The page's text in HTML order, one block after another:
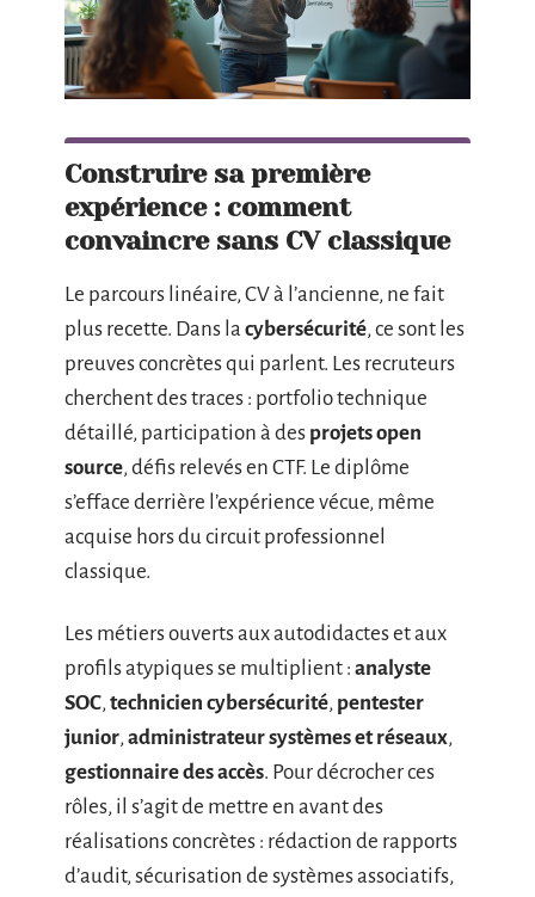
Construire sa première
expérience : comment
convaincre sans CV classique
Le parcours linéaire, CV à l’ancienne, ne fait
plus recette. Dans la cybersécurité, ce sont les
preuves concrètes qui parlent. Les recruteurs
cherchent des traces : portfolio technique
détaillé, participation à des projets open
source, défis relevés en CTF. Le diplôme
s’efface derrière l’expérience vécue, même
acquise hors du circuit professionnel
classique.
Les métiers ouverts aux autodidactes et aux
profils atypiques se multiplient : analyste
SOC,technicien cybersécurité, pentester
junior,administrateur systèmes et réseaux,
gestionnaire des accès. Pour décrocher ces
rôles, il s’agit de mettre en avant des
réalisations concrètes : rédaction de rapports
d’audit, sécurisation de systèmes associatifs,